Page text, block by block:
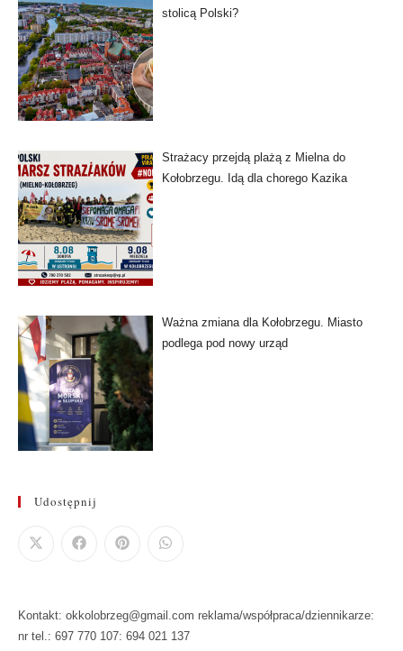
stolicą Polski?
Strażacy przejdą plażą z Mielna do
Kołobrzegu. Idą dla chorego Kazika
Ważna zmiana dla Kołobrzegu. Miasto
podlega pod nowy urząd
Udostępnij
Kontakt: okkolobrzeg@gmail.com reklama/współpraca/dziennikarze:
nr tel.: 697 770 107: 694 021 137